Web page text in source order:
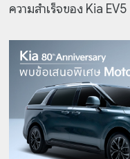
ความสำเร็จของ Kia EV5